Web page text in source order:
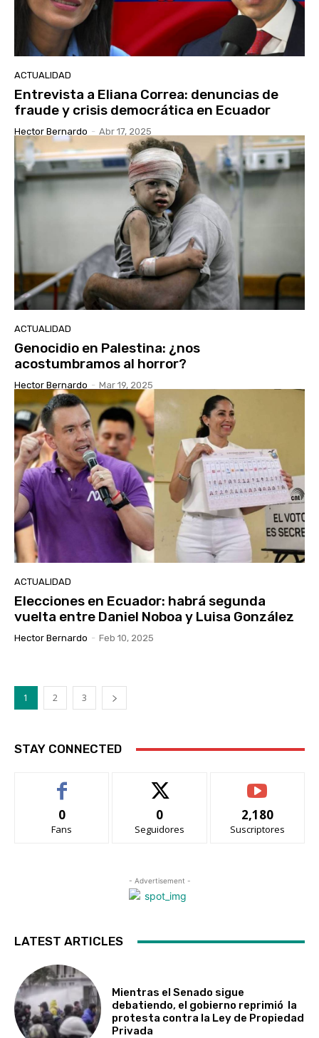
ACTUALIDAD
Entrevista a Eliana Correa: denuncias de
fraude y crisis democrática en Ecuador
Hector Bernardo - Abr 17, 2025
ACTUALIDAD
Genocidio en Palestina: ¿nos
acostumbramos al horror?
Hector Bernardo - Mar 19, 2025
ACTUALIDAD
Elecciones en Ecuador: habrá segunda
vuelta entre Daniel Noboa y Luisa González
Hector Bernardo - Feb 10, 2025
1 2 3
STAY CONNECTED
0
Fans
0
Seguidores
2,180
Suscriptores
- Advertisement -
LATEST ARTICLES
Mientras el Senado sigue
debatiendo, el gobierno reprimió la
protesta contra la Ley de Propiedad
Privada